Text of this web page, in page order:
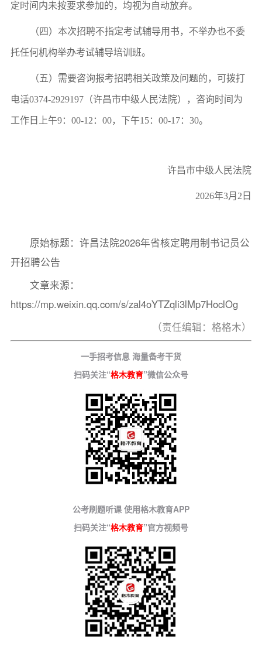
定时间内未按要求参加的，均视为自动放弃。
（四）本次招聘不指定考试辅导用书，不举办也不委
托任何机构举办考试辅导培训班。
（五）需要咨询报考招聘相关政策及问题的，可拨打
电话0374-2929197（许昌市中级人民法院） ， 咨询时间为
工作日上午9：00-12：00，下午15：00-17：30。
许昌市中级人民法院
2026年3月2日
原始标题：许昌法院2026年省核定聘用制书记员公
开招聘公告
文章来源：
https://mp.weixin.qq.com/s/zal4oYTZqli3lMp7HoclOg
（责任编辑：格格木）
一手招考信息 海量备考干货
扫码关注“格木教育”微信公众号
公考刷题听课 使用格木教育APP
扫码关注“格木教育”官方视频号